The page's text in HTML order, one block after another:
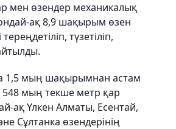
мен өзендер механикалық
ақ 8,9 шақырым өзен
түзетіліп,
1,5 мың шақырымнан астам
мың текше метр қар
ақ Үлкен Алматы, Есентай,
Сұлтанка өзендерінің